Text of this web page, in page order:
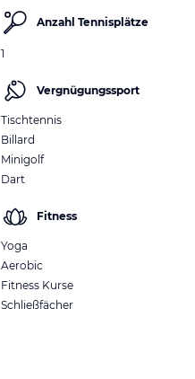
Anzahl Tennisplätze
1
Vergnügungssport
Tischtennis
Billard
Minigolf
Dart
Fitness
Yoga
Aerobic
Fitness Kurse
Schließfächer